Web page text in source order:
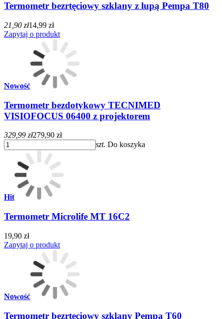
Termometr bezrtęciowy szklany z lupą Pempa T80
21,90 zł14,99 zł
Zapytaj o produkt
Nowość
Termometr bezdotykowy TECNIMED
VISIOFOCUS 06400 z projektorem
329,99 zł279,90 zł
szt. Do koszyka
Hit
Termometr Microlife MT 16C2
19,90 zł
Zapytaj o produkt
Nowość
Termometr bezrtęciowy szklany Pempa T60